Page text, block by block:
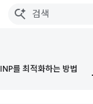
INP를 최적화하는 방법